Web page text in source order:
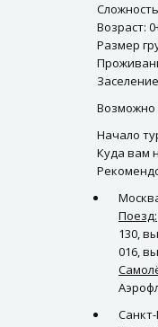
Возраст:
Размер
Возможно
Начало
Куда вам
Поезд:
130,
016,